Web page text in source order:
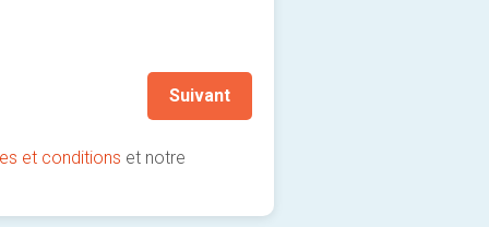
Suivant
et conditions et notre